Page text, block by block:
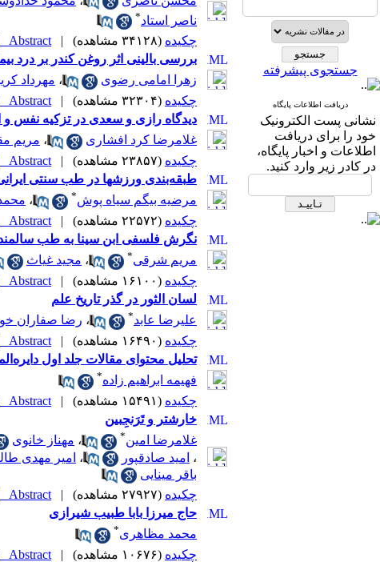
جستجوی پیشرفته
دریافت اطلاعات پایگاه
نشانی پست الکترونیک
خود را برای دریافت
اطلاعات و اخبار پایگاه،
در کادر زیر وارد کنید.
ناصر استاد*
چکیده (۳۴۱۲۸ مشاهده) |
Abstract |
بررسی بالینی اثر روغن کندر بر درد
زهرا امامی رضوی
، مهرداد
چکیده (۳۲۳۰۴ مشاهده) |
Abstract |
دیدگاه رازی و سعدی در تزکیه نفس و
غلامرضا کرد افشاری
، مریم
چکیده (۲۳۸۵۷ مشاهده) |
Abstract |
طبقه‌بندی ورزشها در طب سنتی
مرضیه بیگم سیاه پوش* ،
چکیده (۲۲۵۷۲ مشاهده) |
Abstract |
نگرش فلسفی ابن سینا به طب
مریم شرقی* ، مجید غیاث
چکیده (۱۶۱۰۰ مشاهده) |
Abstract |
لسان الثور در گذر تاریخ علم
علیرضا عابد* ، رضا صفاران
چکیده (۱۶۴۹۰ مشاهده) |
Abstract |
تحلیل محتوای مقالات جلد اول
فهیمه ابراهیم زاده*
چکیده (۱۵۴۹۱ مشاهده) |
Abstract |
خارشتر و تَرَنجِبین
غلامرضا امین* ، مهناز خانوی
، امید صادقپور ، امیر مهدی
باقر مینایی
چکیده (۲۷۹۲۷ مشاهده) |
Abstract |
حاج میرزا بابا طبیب شیرازی
محمد مظاهری*
چکیده (۱۰۶۷۶ مشاهده) |
Abstract |